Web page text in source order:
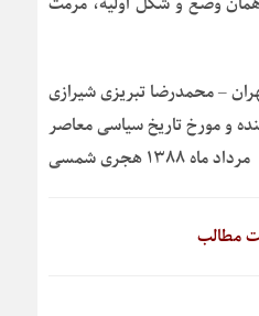
– محمدرضا تبریزی شیرازی
و مورخ تاریخ سیاسی معاصر
مرداد ماه ۱۳۸۸ هجری شمسی
مطالب